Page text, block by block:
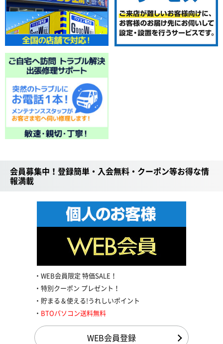
会員募集中！登録簡単・入会無料・クーポン等お得な情
報満載
WEB会員限定 特価SALE！
特別クーポン プレゼント！
貯まる＆使える!うれしいポイント
BTOパソコン送料無料
WEB会員登録